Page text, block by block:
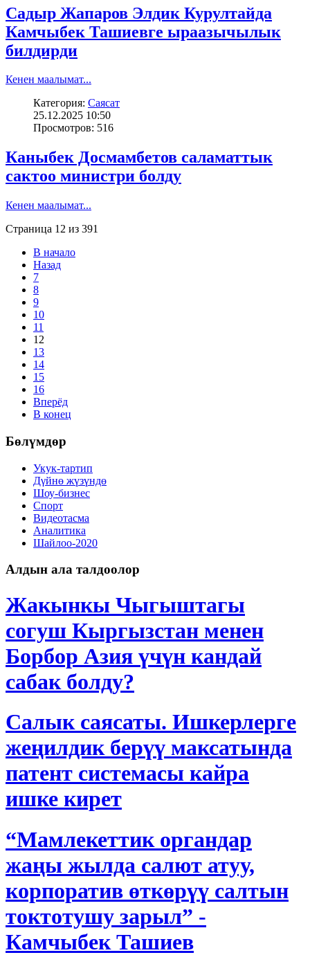
Садыр Жапаров Элдик Курултайда
Камчыбек Ташиевге ыраазычылык
билдирди
Кенен маалымат...
Категория: Саясат
25.12.2025 10:50
Просмотров: 516
Каныбек Досмамбетов саламаттык
сактоо министри болду
Кенен маалымат...
Страница 12 из 391
В начало
Назад
7
8
9
10
11
12
13
14
15
16
Вперёд
В конец
Бөлүмдөр
Укук-тартип
Дγйнө жүзүндө
Шоу-бизнес
Спорт
Видеотасма
Аналитика
Шайлоо-2020
Алдын ала талдоолор
Жакынкы Чыгыштагы
согуш Кыргызстан менен
Борбор Азия үчүн кандай
сабак болду?
Салык саясаты. Ишкерлерге
жеңилдик берүү максатында
патент системасы кайра
ишке кирет
“Мамлекеттик органдар
жаңы жылда салют атуу,
корпоратив өткөрүү салтын
токтотушу зарыл” -
Камчыбек Ташиев